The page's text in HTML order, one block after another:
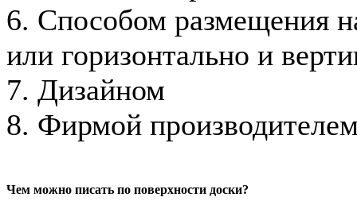
6. Способом размещения
или горизонтально и
7. Дизайном
8. Фирмой
Чем можно писать по поверхности доски?